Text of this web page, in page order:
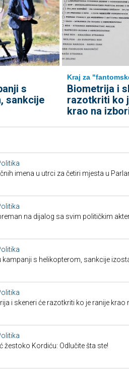
s
sankcije
Kraj za
Biometrija i
razotkriti ko
krao na
imena u utrci za četiri mjesta u
na dijalog sa svim političkim
kampanji s helikopterom, sankcije
i skeneri će razotkriti ko je ranije krao
žestoko Kordiću: Odlučite šta ste!